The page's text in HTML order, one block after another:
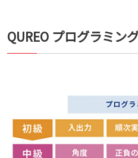
QUREO プログラミン